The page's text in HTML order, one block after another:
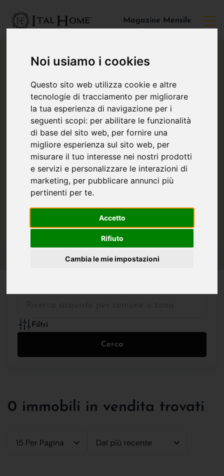
Noi usiamo i cookies
Questo sito web utilizza cookie e altre
tecnologie di tracciamento per migliorare
la tua esperienza di navigazione per i
seguenti scopi: per abilitare le funzionalità
di base del sito web, per fornire una
migliore esperienza sul sito web, per
misurare il tuo interesse nei nostri prodotti
e servizi e personalizzare le interazioni di
marketing, per pubblicare annunci più
pertinenti per te.
Accetto
Rifiuto
Cambia le mie impostazioni
Magazine Mensile
Filtri
Cerca
0 immobili in vendita trovati
15 Per Pagina Dal più recente